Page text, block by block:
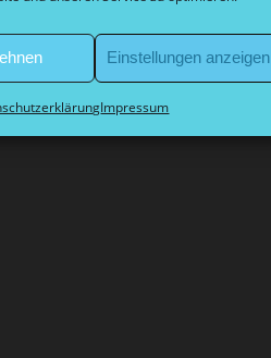
Einstellungen anzeigen
Impressum